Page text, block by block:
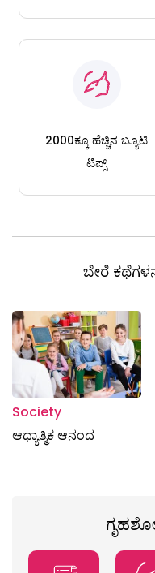
2000ಕ್ಕೂ ಹೆಚ್ಚಿನ ಬ್ಯೂಟಿ
ಟಿಪ್ಸ್
ಬೇರೆ
Society
ಆಧ್ಯಾತ್ಮಿಕ ಆನಂದ